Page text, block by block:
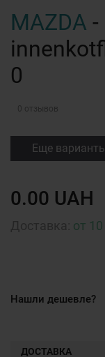
MAZDA -
0
0 отзывов
Еще
0.00 UAH
от
Нашли дешевле?
ДОСТАВКА